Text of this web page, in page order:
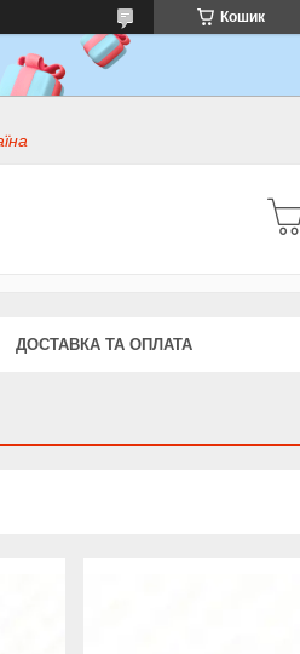
Кошик
ДОСТАВКА ТА ОПЛАТА